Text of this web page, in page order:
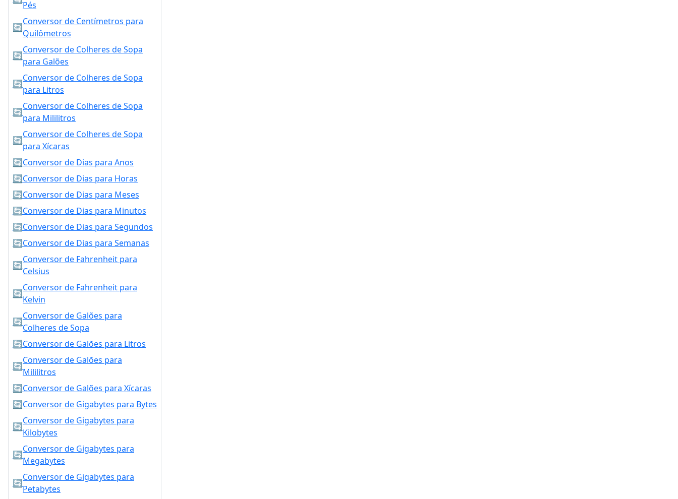
Pés
🔄
Conversor de Centímetros para
Quilômetros
🔄
Conversor de Colheres de Sopa
para Galões
🔄
Conversor de Colheres de Sopa
para Litros
🔄
Conversor de Colheres de Sopa
para Mililitros
🔄
Conversor de Colheres de Sopa
para Xícaras
🔄Conversor de Dias para Anos
🔄Conversor de Dias para Horas
🔄Conversor de Dias para Meses
🔄Conversor de Dias para Minutos
🔄Conversor de Dias para Segundos
🔄Conversor de Dias para Semanas
🔄
Conversor de Fahrenheit para
Celsius
🔄
Conversor de Fahrenheit para
Kelvin
🔄
Conversor de Galões para
Colheres de Sopa
🔄Conversor de Galões para Litros
🔄
Conversor de Galões para
Mililitros
🔄Conversor de Galões para Xícaras
🔄Conversor de Gigabytes para Bytes
🔄
Conversor de Gigabytes para
Kilobytes
🔄
Conversor de Gigabytes para
Megabytes
🔄
Conversor de Gigabytes para
Petabytes